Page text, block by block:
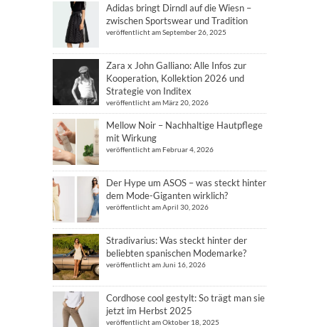
Adidas bringt Dirndl auf die Wiesn –
zwischen Sportswear und Tradition
veröffentlicht am September 26, 2025
Zara x John Galliano: Alle Infos zur
Kooperation, Kollektion 2026 und
Strategie von Inditex
veröffentlicht am März 20, 2026
Mellow Noir – Nachhaltige Hautpflege
mit Wirkung
veröffentlicht am Februar 4, 2026
Der Hype um ASOS – was steckt hinter
dem Mode-Giganten wirklich?
veröffentlicht am April 30, 2026
Stradivarius: Was steckt hinter der
beliebten spanischen Modemarke?
veröffentlicht am Juni 16, 2026
Cordhose cool gestylt: So trägt man sie
jetzt im Herbst 2025
veröffentlicht am Oktober 18, 2025